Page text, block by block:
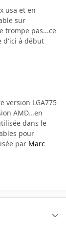
usa et en
sur
trompe pas...ce
d'ici à début
version LGA775
AMD...en
dans le
pour
par Marc